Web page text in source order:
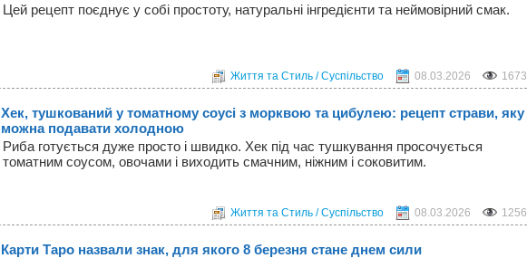
Цей рецепт поєднує у собі простоту, натуральні інгредієнти та неймовірний смак.
Життя та Стиль / Суспільство 08.03.2026 1673
Хек, тушкований у томатному соусі з морквою та цибулею: рецепт страви, яку
можна подавати холодною
Риба готується дуже просто і швидко. Хек під час тушкування просочується
томатним соусом, овочами і виходить смачним, ніжним і соковитим.
Життя та Стиль / Суспільство 08.03.2026 1256
Карти Таро назвали знак, для якого 8 березня стане днем сили